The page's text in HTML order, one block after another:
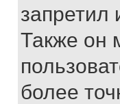
запретил
Также он
более